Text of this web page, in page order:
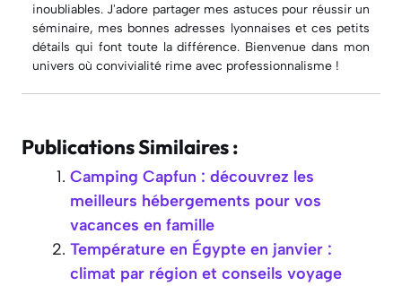
inoubliables. J'adore partager mes astuces pour réussir un
séminaire, mes bonnes adresses lyonnaises et ces petits
détails qui font toute la différence. Bienvenue dans mon
univers où convivialité rime avec professionnalisme !
Publications Similaires :
Camping Capfun : découvrez les
meilleurs hébergements pour vos
vacances en famille
Température en Égypte en janvier :
climat par région et conseils voyage